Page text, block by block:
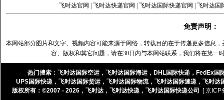
飞时达官网 飞时达快递官网 飞时达国际快递官网 飞时达国
免责声明：
本网站部分图片和文字、视频内容可能来源于网络，转载目的在于传递更多信息
容、版权和其它问题，请在30日内与本网站联系，我们将在第一
热门搜索： 飞时达国际空运 ， 飞时达国际海运 ， DHL国际快递 ， FedEx国
UPS国际快递 ， 飞时达国际货运 ， 飞时达国际物流， 飞时达国际速递 ， 飞时达
版权所有：©2007 - 2026， 飞时达， 飞时达快递， 飞时达国际快递公司 [ 京ICP